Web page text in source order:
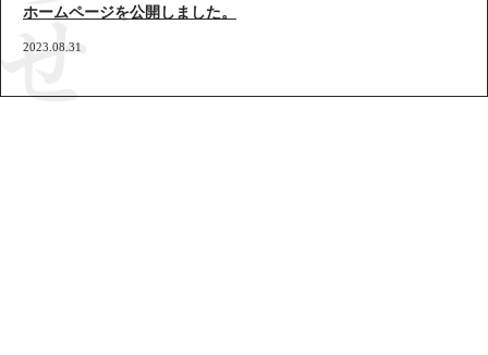
ホームページを公開しました。
2023.08.31